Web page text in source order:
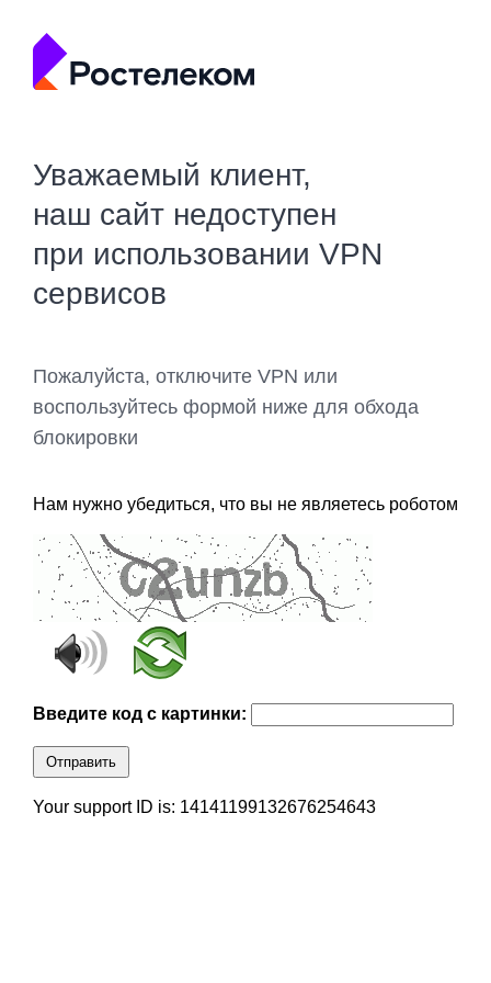
Уважаемый клиент,
наш сайт недоступен
при использовании VPN
сервисов
Пожалуйста, отключите VPN или
воспользуйтесь формой ниже для обхода
блокировки
Нам нужно убедиться, что вы не являетесь роботом
Введите код с картинки:
Отправить
Your support ID is: 14141199132676254643